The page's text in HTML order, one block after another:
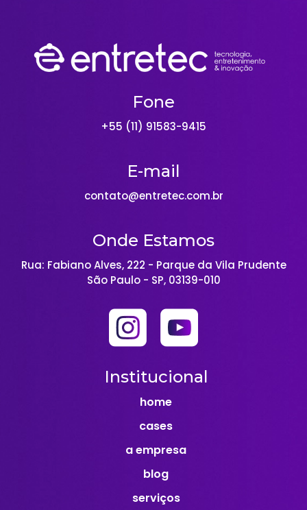
Fone
+55 (11) 91583-9415
E-mail
contato@entretec.com.br
Onde Estamos
Rua: Fabiano Alves, 222 - Parque da Vila Prudente
São Paulo - SP, 03139-010
Institucional
home
cases
a empresa
blog
serviços